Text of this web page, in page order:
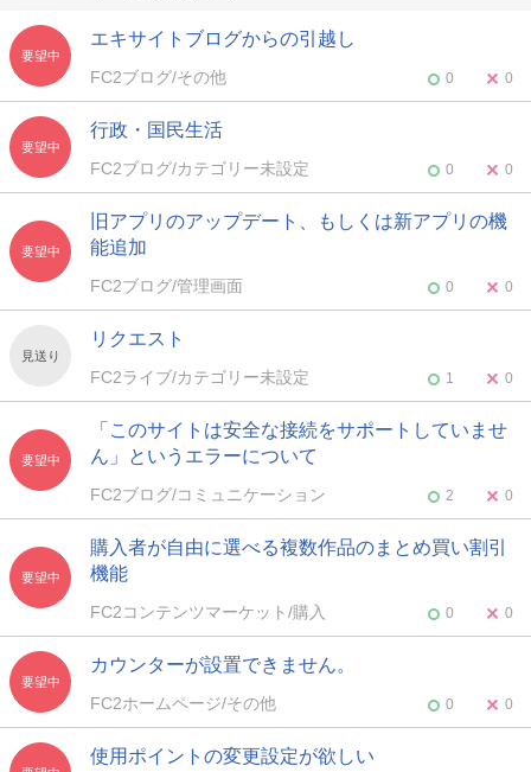
要望中
エキサイトブログからの引越し
FC2ブログ/その他 0 0
要望中
行政・国民生活
FC2ブログ/カテゴリー未設定 0 0
要望中
旧アプリのアップデート、もしくは新アプリの機
能追加
FC2ブログ/管理画面 0 0
見送り
リクエスト
FC2ライブ/カテゴリー未設定 1 0
要望中
「このサイトは安全な接続をサポートしていませ
ん」というエラーについて
FC2ブログ/コミュニケーション 2 0
要望中
購入者が自由に選べる複数作品のまとめ買い割引
機能
FC2コンテンツマーケット/購入 0 0
要望中
カウンターが設置できません。
FC2ホームページ/その他 0 0
使用ポイントの変更設定が欲しい